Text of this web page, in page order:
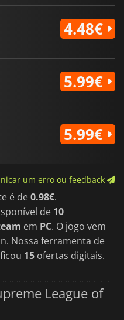
4.48€
5.99€
5.99€
um erro ou feedback
é de0.98€.
de 10
em PC. O jogo vem
Nossa ferramenta de
15 ofertas digitais.
League of